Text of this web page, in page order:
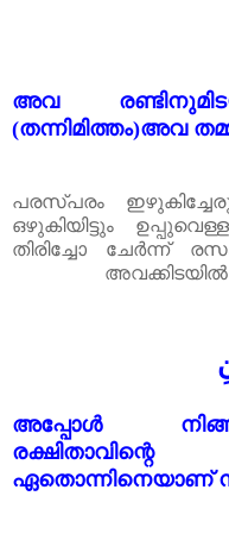
അവ
(തന്നിമിത്തം)അവ
പരസ്പരം
ഒഴുകിയിട്ടും
തിരിച്ചോ ചേർന്ന്
അപ്പോൾ
ഏതൊന്നിനെയാണ്